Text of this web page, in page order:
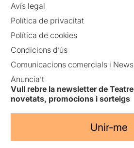
Avís legal
Política de privacitat
Política de cookies
Condicions d’ús
Comunicacions comercials i
Anuncia’t
Vull rebre la newsletter de
novetats, promocions i sorteigs
Unir-me